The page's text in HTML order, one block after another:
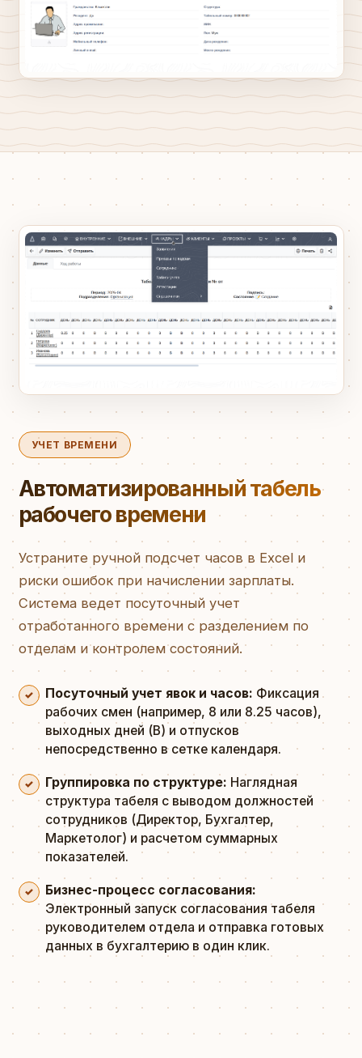
УЧЕТ ВРЕМЕНИ
Автоматизированный табель
рабочего времени
Устраните ручной подсчет часов в Excel и
риски ошибок при начислении зарплаты.
Система ведет посуточный учет
отработанного времени с разделением по
отделам и контролем состояний.
Посуточный учет явок и часов: Фиксация
рабочих смен (например, 8 или 8.25 часов),
выходных дней (В) и отпусков
непосредственно в сетке календаря.
Группировка по структуре: Наглядная
структура табеля с выводом должностей
сотрудников (Директор, Бухгалтер,
Маркетолог) и расчетом суммарных
показателей.
Бизнес-процесс согласования:
Электронный запуск согласования табеля
руководителем отдела и отправка готовых
данных в бухгалтерию в один клик.